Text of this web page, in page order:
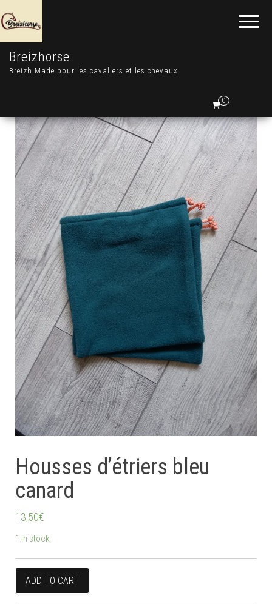
Breizhorse
Breizh Made pour les cavaliers et les chevaux
0
Housses d’étriers bleu
canard
13,50€
1 in stock
Housses d'étriers bleu canard quantity
ADD TO CART